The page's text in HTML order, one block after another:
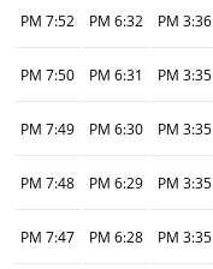
3:36 PM
6:32 PM
7:52 PM
3:35 PM
6:31 PM
7:50 PM
3:35 PM
6:30 PM
7:49 PM
3:35 PM
6:29 PM
7:48 PM
3:35 PM
6:28 PM
7:47 PM